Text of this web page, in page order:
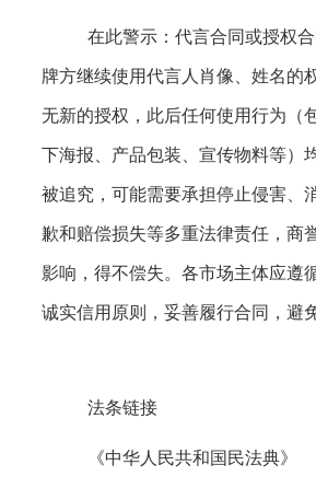
在此警示：代言合同或授权
牌方继续使用代言人肖像、姓名的
无新的授权，此后任何使用行为（
下海报、产品包装、宣传物料等）
被追究，可能需要承担停止侵害、
歉和赔偿损失等多重法律责任，商
影响，得不偿失。各市场主体应遵
诚实信用原则，妥善履行合同，避
法条链接
《中华人民共和国民法典》